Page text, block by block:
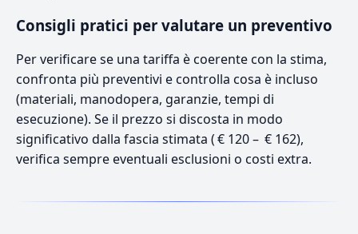
Consigli pratici per valutare un preventivo
Per verificare se una tariffa è coerente con la stima,
confronta più preventivi e controlla cosa è incluso
(materiali, manodopera, garanzie, tempi di
esecuzione). Se il prezzo si discosta in modo
significativo dalla fascia stimata ( € 120 – € 162),
verifica sempre eventuali esclusioni o costi extra.